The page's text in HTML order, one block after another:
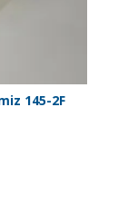
145-2F